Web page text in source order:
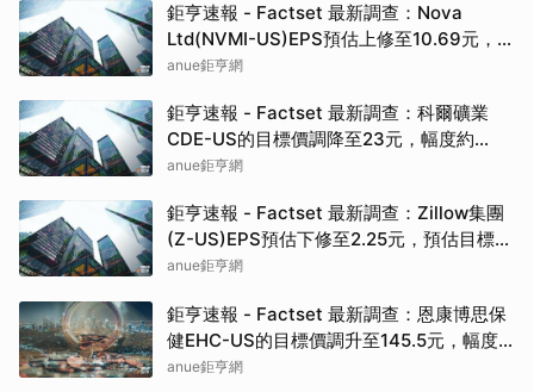
鉅亨速報 - Factset 最新調查：Nova
Ltd(NVMI-US)EPS預估上修至10.69元，預
估目標價為547.50元
anue鉅亨網
鉅亨速報 - Factset 最新調查：科爾礦業
CDE-US的目標價調降至23元，幅度約
4.17%
anue鉅亨網
鉅亨速報 - Factset 最新調查：Zillow集團
(Z-US)EPS預估下修至2.25元，預估目標價
為50.00元
anue鉅亨網
鉅亨速報 - Factset 最新調查：恩康博思保
健EHC-US的目標價調升至145.5元，幅度
約3.93%
anue鉅亨網